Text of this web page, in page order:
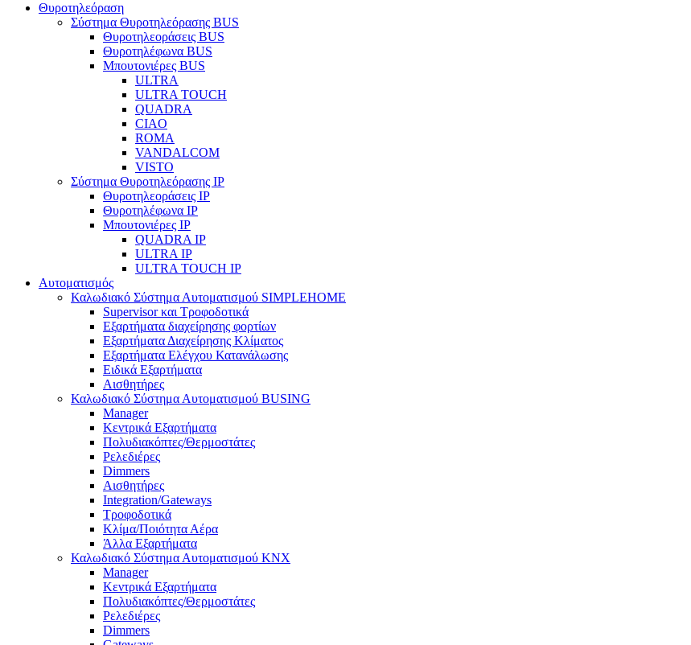
Θυροτηλεόραση
Σύστημα Θυροτηλεόρασης BUS
Θυροτηλεοράσεις BUS
Θυροτηλέφωνα BUS
Μπουτονιέρες BUS
ULTRA
ULTRA TOUCH
QUADRA
CIAO
ROMA
VANDALCOM
VISTO
Σύστημα Θυροτηλεόρασης IP
Θυροτηλεοράσεις IP
Θυροτηλέφωνα IP
Μπουτονιέρες IP
QUADRA IP
ULTRA IP
ULTRA TOUCH IP
Αυτοματισμός
Καλωδιακό Σύστημα Αυτοματισμού SIMPLEHOME
Supervisor και Τροφοδοτικά
Εξαρτήματα διαχείρησης φορτίων
Εξαρτήματα Διαχείρησης Κλίματος
Εξαρτήματα Ελέγχου Κατανάλωσης
Ειδικά Εξαρτήματα
Αισθητήρες
Καλωδιακό Σύστημα Αυτοματισμού BUSING
Manager
Κεντρικά Εξαρτήματα
Πολυδιακόπτες/Θερμοστάτες
Ρελεδιέρες
Dimmers
Αισθητήρες
Integration/Gateways
Τροφοδοτικά
Κλίμα/Ποιότητα Αέρα
Άλλα Εξαρτήματα
Καλωδιακό Σύστημα Αυτοματισμού KNX
Manager
Κεντρικά Εξαρτήματα
Πολυδιακόπτες/Θερμοστάτες
Ρελεδιέρες
Dimmers